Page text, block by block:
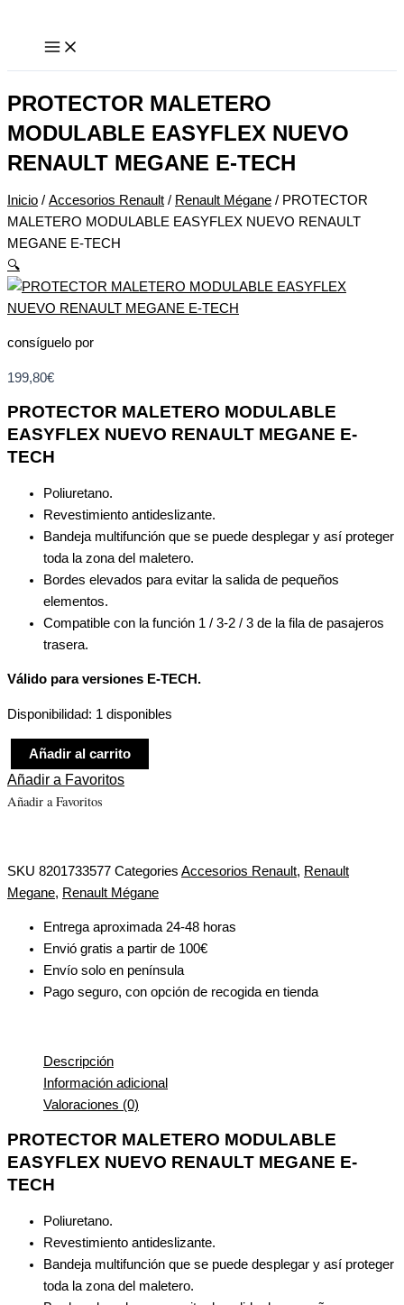
contenido
PROTECTOR MALETERO
MODULABLE EASYFLEX NUEVO
RENAULT MEGANE E-TECH
Inicio / Accesorios Renault / Renault Mégane / PROTECTOR
MALETERO MODULABLE EASYFLEX NUEVO RENAULT
MEGANE E-TECH
🔍
consíguelo por
199,80€
PROTECTOR MALETERO MODULABLE
EASYFLEX NUEVO RENAULT MEGANE E-
TECH
Poliuretano.
Revestimiento antideslizante.
Bandeja multifunción que se puede desplegar y así proteger
toda la zona del maletero.
Bordes elevados para evitar la salida de pequeños
elementos.
Compatible con la función 1 / 3-2 / 3 de la fila de pasajeros
trasera.
Válido para versiones E-TECH.
Disponibilidad: 1 disponibles
MODULABLE
EASYFLEX
NUEVO
MEGANE
E-
cantidad
Añadir al carrito
Añadir a Favoritos
Añadir a Favoritos
SKU 8201733577 Categories Accesorios Renault, Renault
Megane, Renault Mégane
Entrega aproximada 24-48 horas
Envió gratis a partir de 100€
Envío solo en península
Pago seguro, con opción de recogida en tienda
Descripción
Información adicional
Valoraciones (0)
PROTECTOR MALETERO MODULABLE
EASYFLEX NUEVO RENAULT MEGANE E-
TECH
Poliuretano.
Revestimiento antideslizante.
Bandeja multifunción que se puede desplegar y así proteger
toda la zona del maletero.